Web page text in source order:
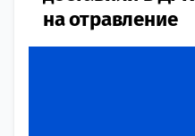
на отравление